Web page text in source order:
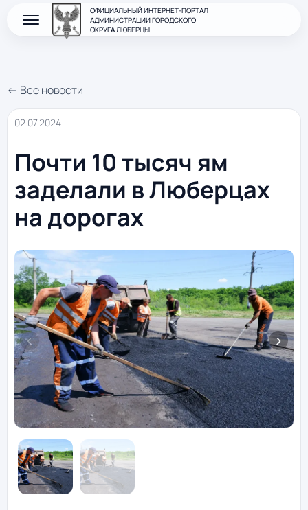
ОФИЦИАЛЬНЫЙ ИНТЕРНЕТ-ПОРТАЛ
АДМИНИСТРАЦИИ ГОРОДСКОГО
ОКРУГА ЛЮБЕРЦЫ
← Все новости
02.07.2024
Почти 10 тысяч ям
заделали в Люберцах
на дорогах